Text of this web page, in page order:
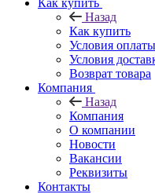
Как купить
Назад
Как купить
Условия оплаты
Условия
Возврат товара
Компания
Назад
Компания
О компании
Новости
Вакансии
Реквизиты
Контакты